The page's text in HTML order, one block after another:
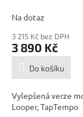
Na dotaz
3 215 Kč bez DPH
3 890 Kč
Do košíku
Vylepšená verze
Looper, TapTempo